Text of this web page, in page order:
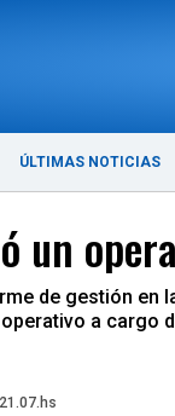
ÚLTIMAS NOTICIAS
un
de gestión en
a cargo